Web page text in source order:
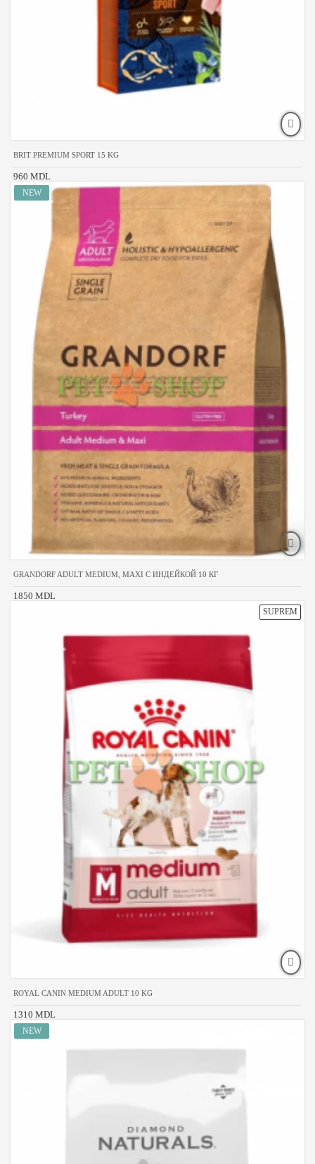
BRIT PREMIUM SPORT 15 KG
960 MDL
GRANDORF ADULT MEDIUM, MAXI С ИНДЕЙКОЙ 10 КГ
1850 MDL
ROYAL CANIN MEDIUM ADULT 10 KG
1310 MDL